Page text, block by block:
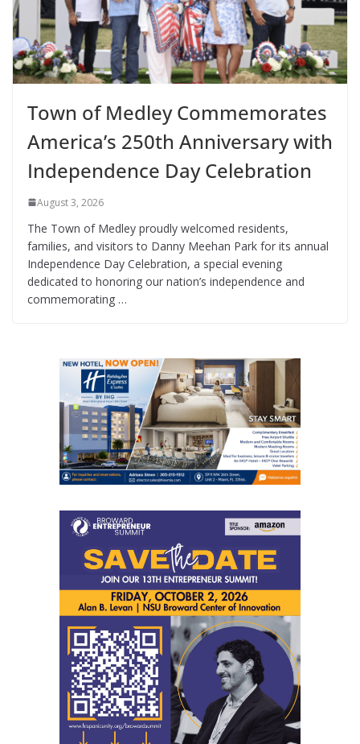
Town of Medley Commemorates
America’s 250th Anniversary with
Independence Day Celebration
August 3, 2026
The Town of Medley proudly welcomed residents,
families, and visitors to Danny Meehan Park for its annual
Independence Day Celebration, a special evening
dedicated to honoring our nation’s independence and
commemorating …